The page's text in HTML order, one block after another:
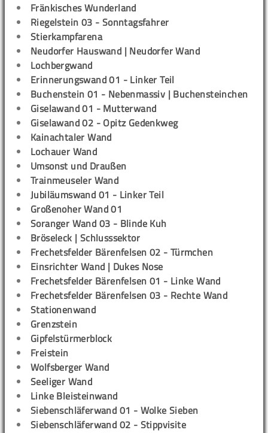
Fränkisches Wunderland
Riegelstein 03 - Sonntagsfahrer
Stierkampfarena
Neudorfer Hauswand | Neudorfer Wand
Lochbergwand
Erinnerungswand 01 - Linker Teil
Buchenstein 01 - Nebenmassiv | Buchensteinchen
Giselawand 01 - Mutterwand
Giselawand 02 - Opitz Gedenkweg
Kainachtaler Wand
Lochauer Wand
Umsonst und Draußen
Trainmeuseler Wand
Jubiläumswand 01 - Linker Teil
Großenoher Wand 01
Soranger Wand 03 - Blinde Kuh
Bröseleck | Schlusssektor
Frechetsfelder Bärenfelsen 02 - Türmchen
Einsrichter Wand | Dukes Nose
Frechetsfelder Bärenfelsen 01 - Linke Wand
Frechetsfelder Bärenfelsen 03 - Rechte Wand
Stationenwand
Grenzstein
Gipfelstürmerblock
Freistein
Wolfsberger Wand
Seeliger Wand
Linke Bleisteinwand
Siebenschläferwand 01 - Wolke Sieben
Siebenschläferwand 02 - Stippvisite